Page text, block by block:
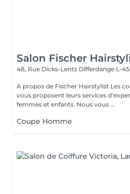
Salon Fischer
48, Rue Dicks-Lentz Differdange L-
A propos de Fischer Hairstylist Les coiffeurs Fischer Hairstylist
vous proposent leurs services
femmes et enfants. Nous vous ...
Coupe Homme